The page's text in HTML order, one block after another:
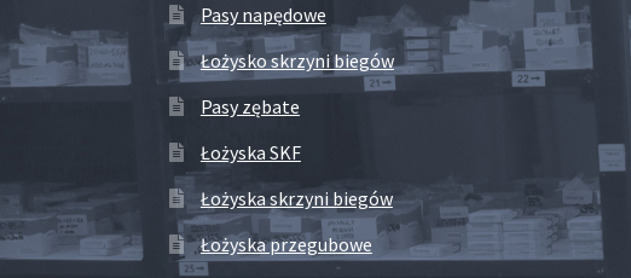
Pasy napędowe
Łożysko skrzyni biegów
Pasy zębate
Łożyska SKF
Łożyska skrzyni biegów
Łożyska przegubowe